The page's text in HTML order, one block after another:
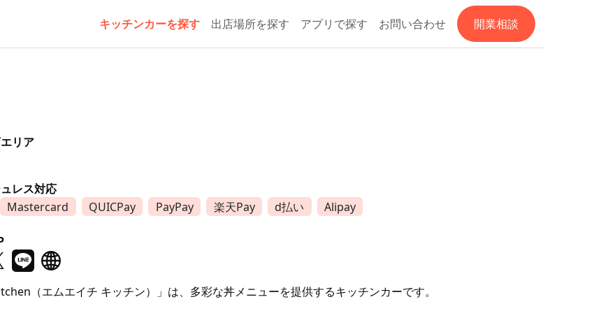
キッチンカーを探す 出店場所を探す アプリで探す お問い合わせ 開業相談
リア
レス対応
Mastercard QUICPay PayPay 楽天Pay d払い Alipay
（エムエイチ キッチン）」は、多彩な丼メニューを提供するキッチンカーです。